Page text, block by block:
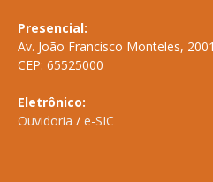
Presencial:
Av. João Francisco Monteles,
CEP: 65525000
Eletrônico:
Ouvidoria / e-SIC